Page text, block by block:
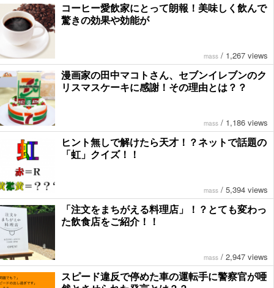
コーヒー愛飲家にとって朗報！美味しく飲んで
驚きの効果や効能が
mass / 1,267 views
漫画家の田中マコトさん、セブンイレブンのク
リスマスケーキに感謝！その理由とは？？
mass / 1,186 views
ヒント無しで解けたら天才！？ネットで話題の
「虹」クイズ！！
mass / 5,394 views
「注文をまちがえる料理店」！？とても変わっ
た飲食店をご紹介！！
mass / 2,947 views
スピード違反で停めた車の運転手に警察官が唖